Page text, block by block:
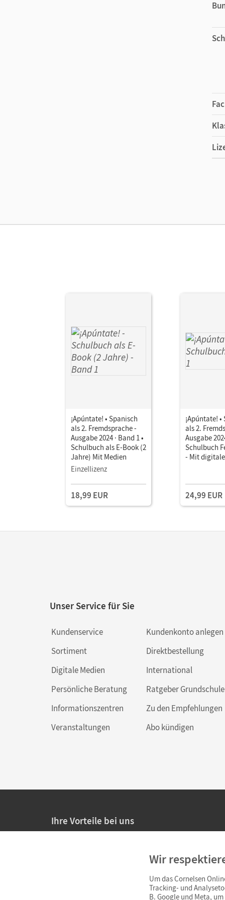
¡Apúntate! • Spanisch
als 2. Fremdsprache -
Ausgabe 2024 · Band 1 •
Schulbuch als E-Book (2
Jahre) Mit Medien
Einzellizenz
18,99 EUR
¡Apúntate!
als 2.
Ausgabe
Schulbuch
- Mit
24,99 EUR
Unser Service für Sie
Kundenservice
Sortiment
Digitale Medien
Persönliche Beratung
Informationszentren
Veranstaltungen
Kundenkonto anlegen
Direktbestellung
International
Ratgeber Grundschule
Zu den Empfehlungen
Abo kündigen
Ihre Vorteile bei uns
Persönliche Angebote für Lehrkräfte
Sicheres Einkaufen mit SSL-Verschlüsselung
Wir
Um das Cornelsen
Tracking- und
B. Google und Meta,